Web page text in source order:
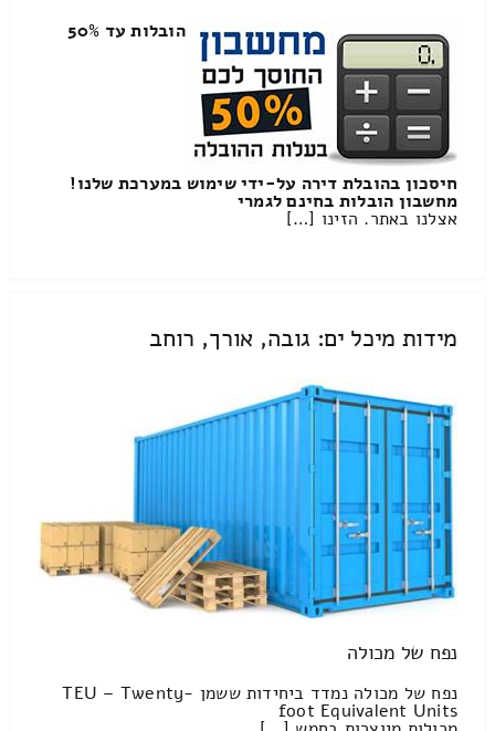
הובלות עד 50%
חיסכון בהובלת דירה על-ידי שימוש במערכת שלנו!
מחשבון הובלות בחינם לגמרי
אצלנו באתר. הזינו […]
מידות מיכל ים: גובה, אורך, רוחב
נפח של מכולה
נפח של מכולה נמדד ביחידות ששמן TEU – Twenty-
foot Equivalent Units